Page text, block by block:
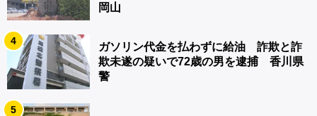
岡山
4
ガソリン代金を払わずに給油 詐欺と詐
欺未遂の疑いで72歳の男を逮捕 香川県
警
5